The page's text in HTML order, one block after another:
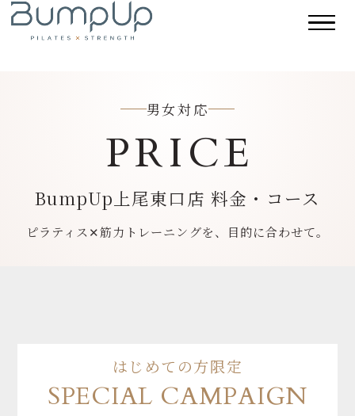
男女対応
PRICE
BumpUp上尾東口店 料金・コース
ピラティス✕筋力トレーニングを、目的に合わせて。
はじめての方限定
SPECIAL CAMPAIGN